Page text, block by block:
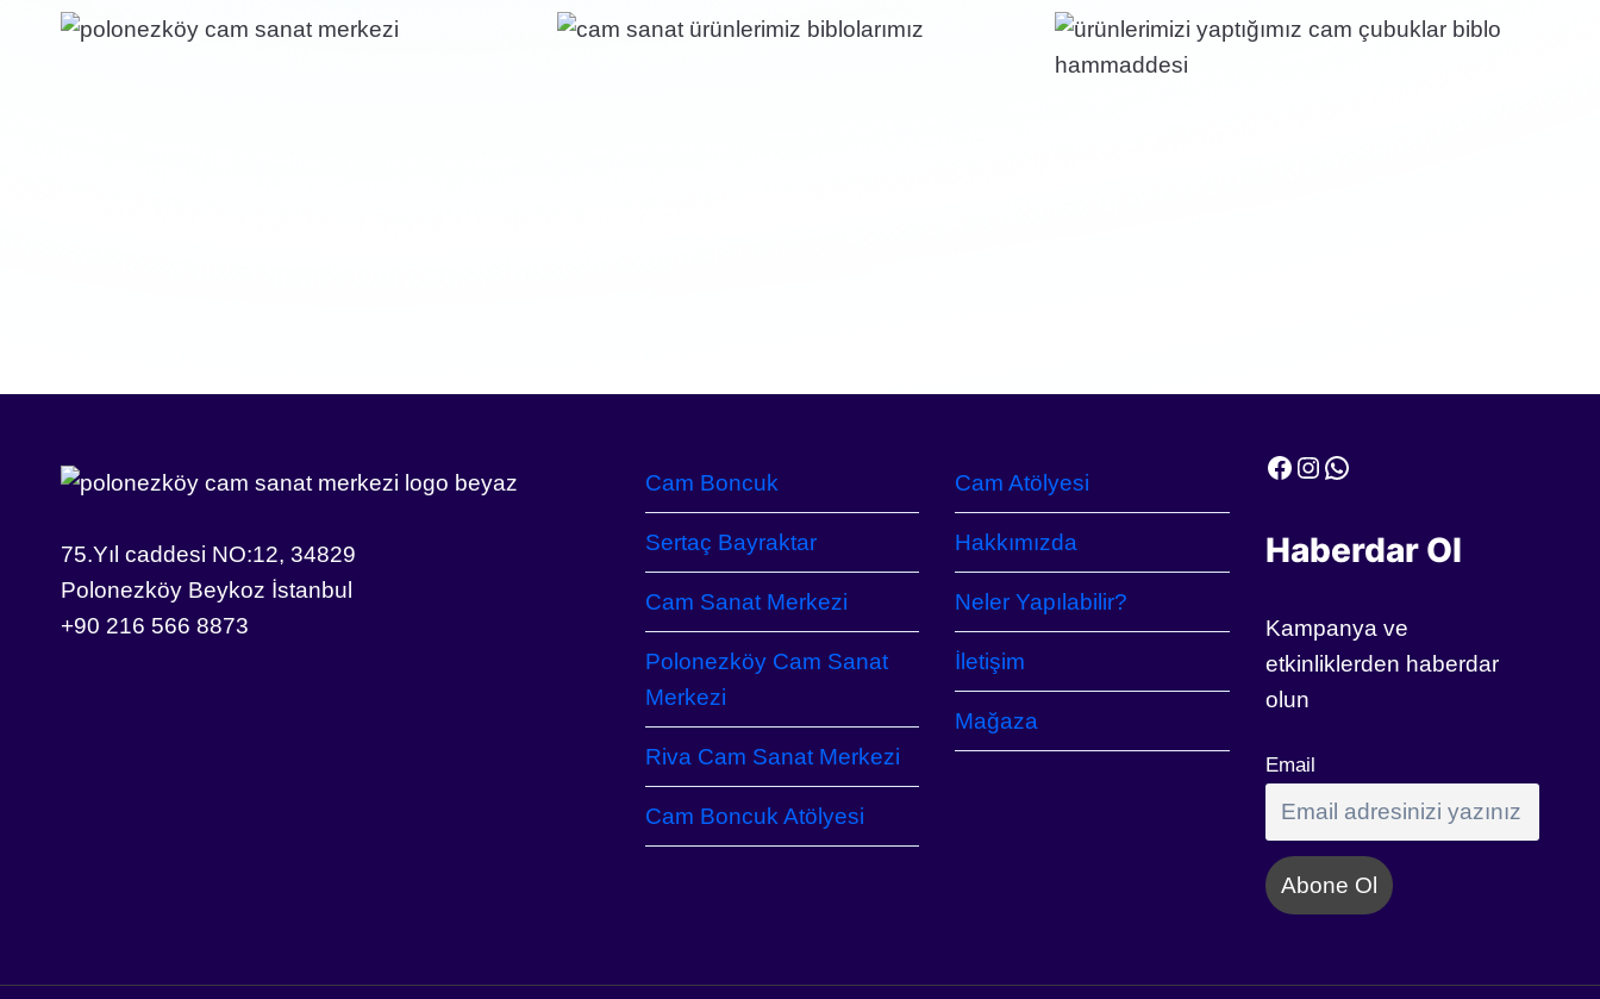
75.Yıl caddesi NO:12, 34829
Polonezköy Beykoz İstanbul
+90 216 566 8873
Cam Boncuk
Sertaç Bayraktar
Cam Sanat Merkezi
Polonezköy Cam Sanat
Merkezi
Riva Cam Sanat Merkezi
Cam Boncuk Atölyesi
Cam Atölyesi
Hakkımızda
Neler Yapılabilir?
İletişim
Mağaza
Facebook
Instagram
WhatsApp
Haberdar Ol
Kampanya ve
etkinliklerden haberdar
olun
Email